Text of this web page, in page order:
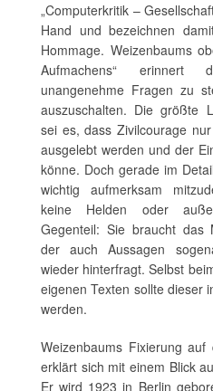
„Computerkritik –
Hand und bezeichnen
Hommage. Weizenbaums
Aufmachens“ erinnert
unangenehme Fragen zu
auszuschalten. Die größte
sei es, dass Zivilcourage
ausgelebt werden und der
könne. Doch gerade im
wichtig aufmerksam
keine Helden oder
Gegenteil: Sie braucht das
der auch Aussagen
wieder hinterfragt. Selbst
eigenen Texten sollte dieser
werden.
Weizenbaums Fixierung auf
erklärt sich mit einem Blick
Er wird 1923 in Berlin